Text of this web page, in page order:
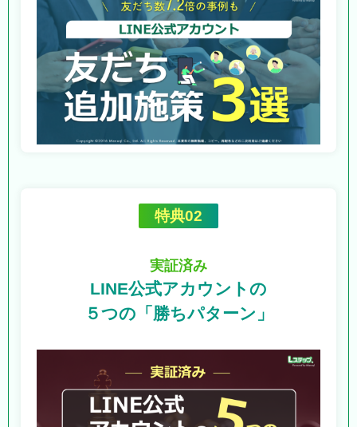
特典02
実証済み
LINE公式アカウントの
５つの「勝ちパターン」